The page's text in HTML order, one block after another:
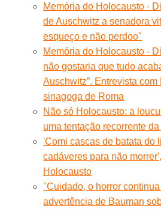
Memória do Holocausto -
de Auschwitz a senadora
esqueço e não perdoo"
Memória do Holocausto -
não gostaria que tudo
Auschwitz”. Entrevista
sinagoga de Roma
Não só Holocausto: a
uma tentação recorrente
'Comi cascas de batata do
cadáveres para não
Holocausto
"Cuidado, o horror
advertência de Bauman